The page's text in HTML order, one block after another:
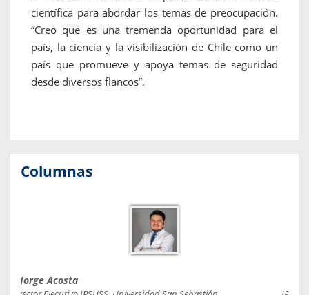
científica para abordar los temas de preocupación.
“Creo que es una tremenda oportunidad para el
país, la ciencia y la visibilización de Chile como un
país que promueve y apoya temas de seguridad
desde diversos flancos”.
Columnas
Jorge Acosta